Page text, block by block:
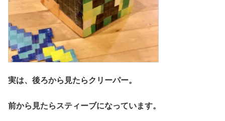
実は、後ろから見たらクリーパー。
前から見たらスティーブになっています。